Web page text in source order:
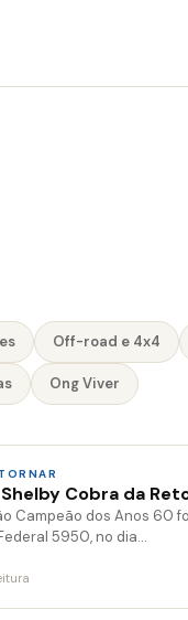
Off-road e 4x4
Ong Viver
Cobra da
Campeão dos Anos 60
5950, no dia…